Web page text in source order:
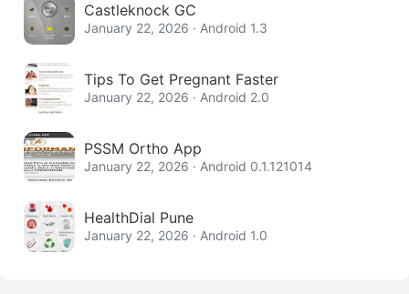
Castleknock GC
January 22, 2026 · Android 1.3
Tips To Get Pregnant Faster
January 22, 2026 · Android 2.0
PSSM Ortho App
January 22, 2026 · Android 0.1.121014
HealthDial Pune
January 22, 2026 · Android 1.0